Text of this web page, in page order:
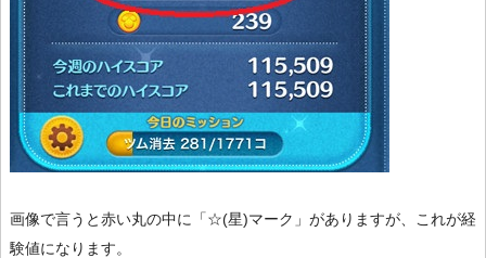
画像で言うと赤い丸の中に「☆(星)マーク」がありますが、これが経
験値になります。